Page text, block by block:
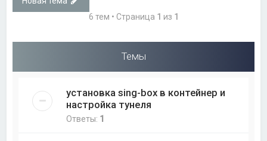
6 тем • Страница 1 из 1
Темы
установка sing-box в контейнер и
настройка тунеля
Ответы: 1